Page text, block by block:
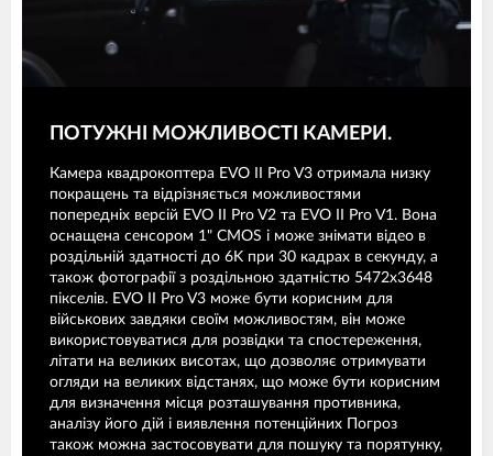
ПОТУЖНІ МОЖЛИВОСТІ КАМЕРИ.
Камера квадрокоптера EVO II Pro V3 отримала низку
покращень та відрізняється можливостями
попередніх версій EVO II Pro V2 та EVO II Pro V1. Вона
оснащена сенсором 1" CMOS і може знімати відео в
роздільній здатності до 6K при 30 кадрах в секунду, а
також фотографії з роздільною здатністю 5472x3648
пікселів. EVO II Pro V3 може бути корисним для
військових завдяки своїм можливостям, він може
використовуватися для розвідки та спостереження,
літати на великих висотах, що дозволяє отримувати
огляди на великих відстанях, що може бути корисним
для визначення місця розташування противника,
аналізу його дій і виявлення потенційних Погроз
також можна застосовувати для пошуку та порятунку,